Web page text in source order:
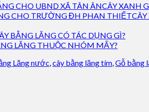
CÂY XANH
BẰNG LĂNG CÓ TÁC DỤNG GÌ?
LĂNG THUỘC NHÓM MẤY?
Lăng nước,cây bằng lăng tím,Gỗ bằng